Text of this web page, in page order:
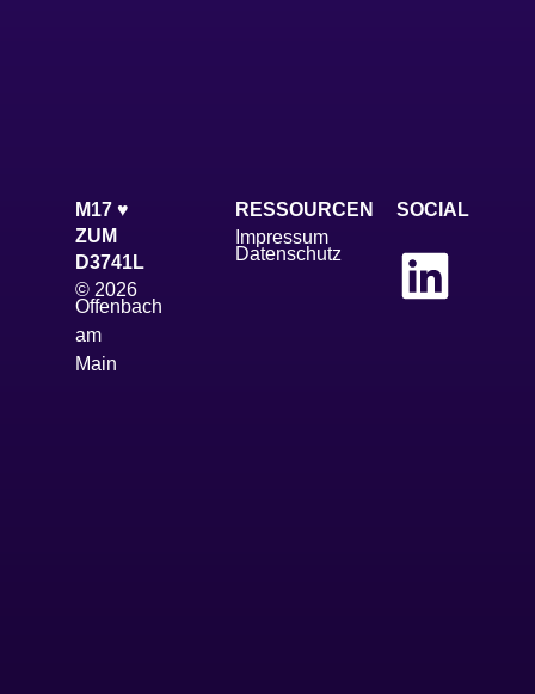
M17 ♥
ZUM
D3741L
© 2026
Offenbach
am
Main
RESSOURCEN
Impressum
Datenschutz
SOCIAL